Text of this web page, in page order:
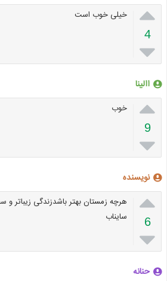

4

خیلی خوب است
االینا

9

خوب
نویسنده

6

هرچه زمستان بهتر باشدزندگی
سایناب
حنانه